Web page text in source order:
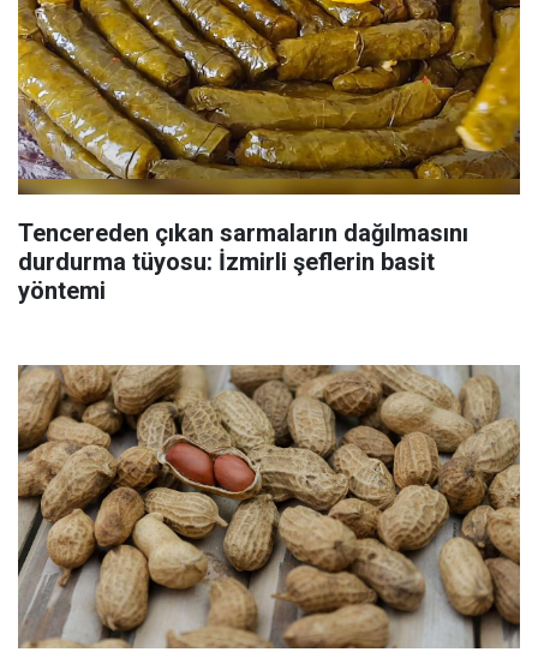
Tencereden çıkan sarmaların dağılmasını
durdurma tüyosu: İzmirli şeflerin basit
yöntemi